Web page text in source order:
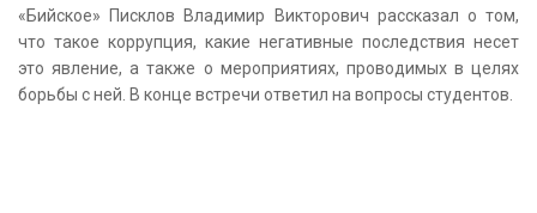
«Бийское» Писклов Владимир Викторович рассказал о том,
что такое коррупция, какие негативные последствия несет
это явление, а также о мероприятиях, проводимых в целях
борьбы с ней. В конце встречи ответил на вопросы студентов.